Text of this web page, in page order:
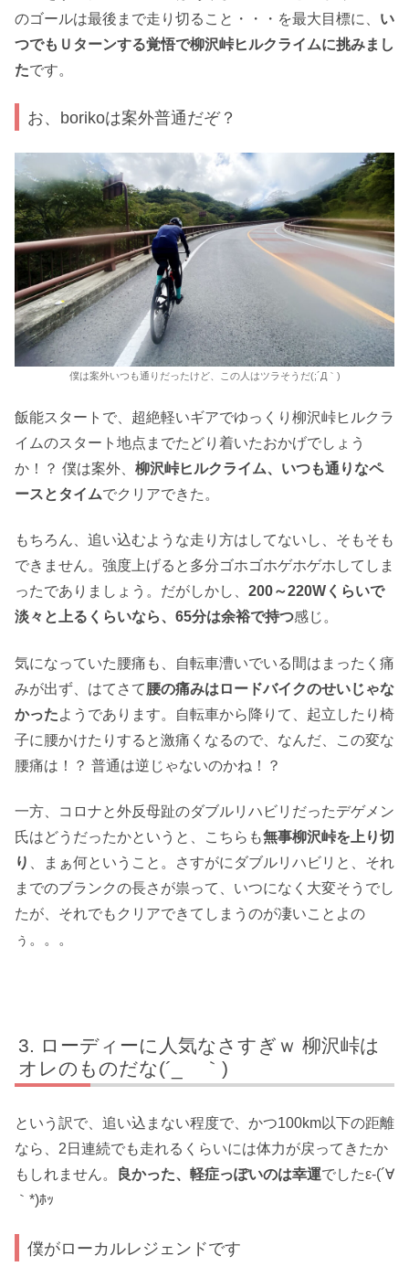
のゴールは最後まで走り切ること・・・を最大目標に、 い
つでもＵターンする覚悟で柳沢峠ヒルクライムに挑みまし
たです。
お、borikoは案外普通だぞ？
僕は案外いつも通りだったけど、この人はツラそうだ(;´Д｀)
飯能スタートで、超絶軽いギアでゆっくり柳沢峠ヒルクラ
イムのスタート地点までたどり着いたおかげでしょう
か！？ 僕は案外、 柳沢峠ヒルクライム、いつも通りなペ
ースとタイムでクリアできた。
もちろん、追い込むような走り方はしてないし、そもそも
できません。強度上げると多分ゴホゴホゲホゲホしてしま
ったでありましょう。だがしかし、 200～220Wくらいで
淡々と上るくらいなら、65分は余裕で持つ感じ。
気になっていた腰痛も、自転車漕いでいる間はまったく痛
みが出ず、はてさて腰の痛みはロードバイクのせいじゃな
かったようであります。自転車から降りて、起立したり椅
子に腰かけたりすると激痛くなるので、なんだ、この変な
腰痛は！？ 普通は逆じゃないのかね！？
一方、コロナと外反母趾のダブルリハビリだったデゲメン
氏はどうだったかというと、こちらも無事柳沢峠を上り切
り
、まぁ何ということ。さすがにダブルリハビリと、それ
までのブランクの長さが祟って、いつになく大変そうでし
たが、それでもクリアできてしまうのが凄いことよの
ぅ。。。
ローディーに人気なさすぎｗ 柳沢峠は
オレのものだな(´_ゝ｀)
という訳で、追い込まない程度で、かつ100km以下の距離
なら、2日連続でも走れるくらいには体力が戻ってきたか
もしれません。
良かった、軽症っぽいのは幸運でしたε-(´∀
｀*)ﾎｯ
僕がローカルレジェンドです